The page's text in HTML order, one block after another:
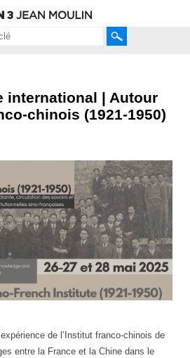
Rechercher
international | Autour
chinois (1921-1950)
de l’Institut franco-chinois de
entre la France et la Chine dans le